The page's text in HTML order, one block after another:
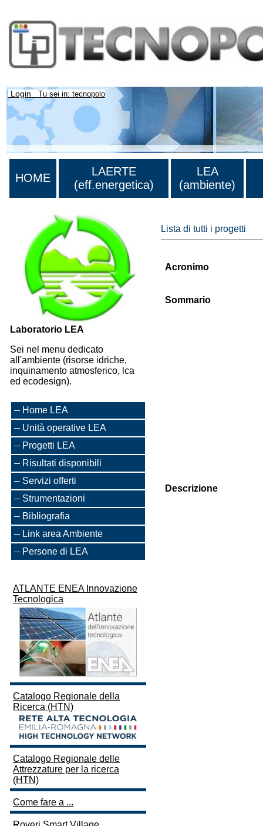
Login Tu sei in: tecnopolo
HOME
LAERTE
(eff.energetica)
LEA
(ambiente)
Laboratorio LEA
Sei nel menu dedicato
all'ambiente (risorse idriche,
inquinamento atmosferico, lca
ed ecodesign).
Home LEA
Unità operative LEA
Progetti LEA
Risultati disponibili
Servizi offerti
Strumentazioni
Bibliografia
Link area Ambiente
Persone di LEA
ATLANTE ENEA Innovazione
Tecnologica
Catalogo Regionale della
Ricerca (HTN)
Catalogo Regionale delle
Attrezzature per la ricerca
(HTN)
Come fare a ...
Lista di tutti i progetti
Acronimo
Sommario
Descrizione